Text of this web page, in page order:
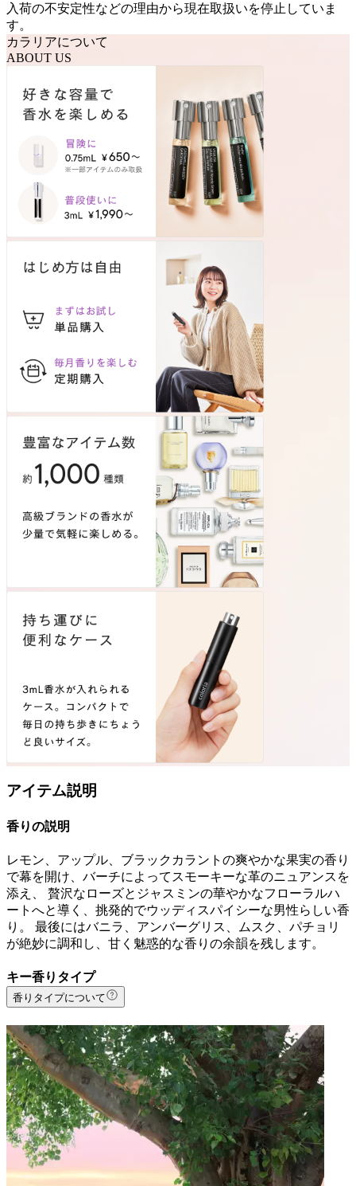
入荷の不安定性などの理由から現在取扱いを停止していま
す。
カラリアについて
ABOUT US
アイテム説明
香りの説明
レモン、アップル、ブラックカラントの爽やかな果実の香り
で幕を開け、バーチによってスモーキーな革のニュアンスを
添え、 贅沢なローズとジャスミンの華やかなフローラルハ
ートへと導く、挑発的でウッディスパイシーな男性らしい香
り。 最後にはバニラ、アンバーグリス、ムスク、パチョリ
が絶妙に調和し、甘く魅惑的な香りの余韻を残します。
キー香りタイプ
香りタイプについて